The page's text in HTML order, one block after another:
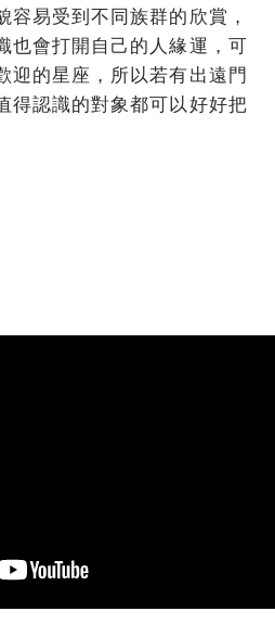
容易受到不同族群的欣賞，
也會打開自己的人緣運，可
迎的星座，所以若有出遠門
得認識的對象都可以好好把